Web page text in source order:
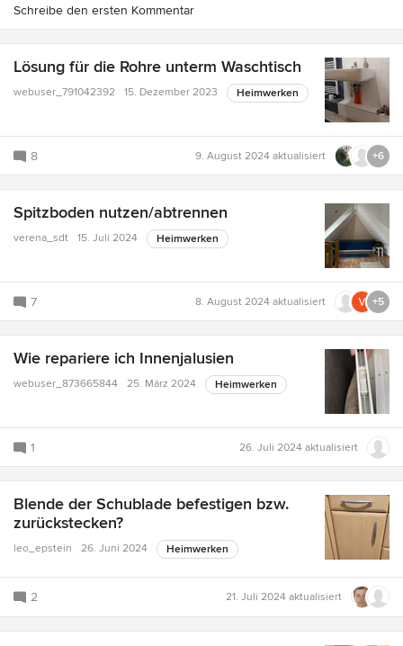
Schreibe den ersten Kommentar
Lösung für die Rohre unterm Waschtisch
webuser_791042392 15. Dezember 2023 Heimwerken
8 9. August 2024 aktualisiert +6
Spitzboden nutzen/abtrennen
verena_sdt 15. Juli 2024 Heimwerken
7 8. August 2024 aktualisiert +5
Wie repariere ich Innenjalusien
webuser_873665844 25. März 2024 Heimwerken
1 26. Juli 2024 aktualisiert
Blende der Schublade befestigen bzw.
zurückstecken?
leo_epstein 26. Juni 2024 Heimwerken
2 21. Juli 2024 aktualisiert